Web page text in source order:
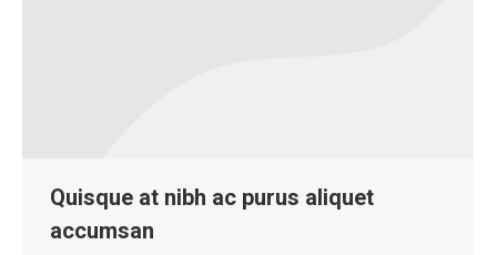
Quisque at nibh ac purus aliquet
accumsan